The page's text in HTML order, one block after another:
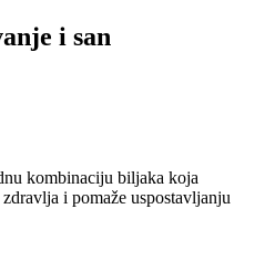
i san
kombinaciju biljaka koja
i pomaže uspostavljanju